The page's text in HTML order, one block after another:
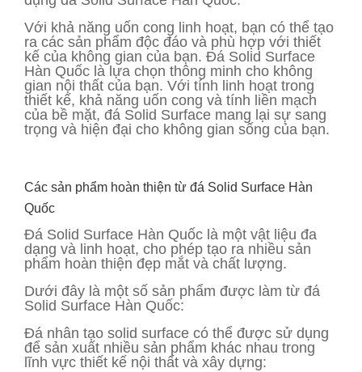
Với khả năng uốn cong linh hoạt, bạn có thể tạo
ra các sản phẩm độc đáo và phù hợp với thiết
kế của không gian của bạn. Đá Solid Surface
Hàn Quốc là lựa chọn thông minh cho không
gian nội thất của bạn. Với tính linh hoạt trong
thiết kế, khả năng uốn cong và tính liền mạch
của bề mặt, đá Solid Surface mang lại sự sang
trọng và hiện đại cho không gian sống của bạn.
Các sản phẩm hoàn thiện từ đá Solid Surface Hàn
Quốc
Đá Solid Surface Hàn Quốc là một vật liệu đa
dạng và linh hoạt, cho phép tạo ra nhiều sản
phẩm hoàn thiện đẹp mắt và chất lượng.
Dưới đây là một số sản phẩm được làm từ đá
Solid Surface Hàn Quốc:
Đá nhân tạo solid surface có thể được sử dụng
để sản xuất nhiều sản phẩm khác nhau trong
lĩnh vực thiết kế nội thất và xây dựng: